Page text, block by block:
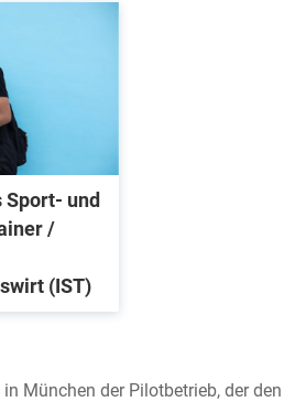
und
/
(IST)
München der Pilotbetrieb, der den